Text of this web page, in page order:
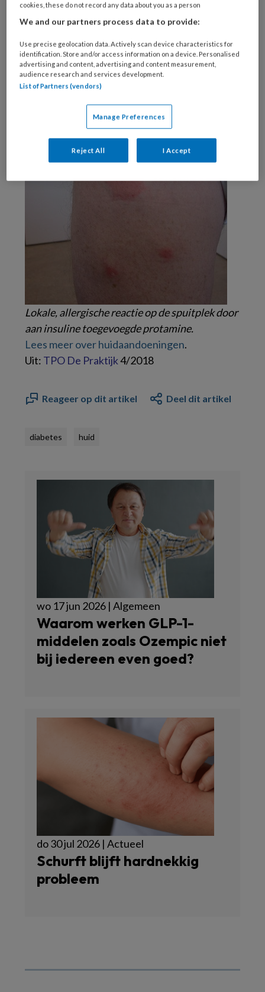
gegeneraliseerde urticaria, angio-oedeem en
collaps (anafylaxie) zijn zeer zeldzaam. De
behandeling kan plaatsvinden door de dosis
insuline te verdelen over meerdere
injectieplekken, door een continu subcutaan
infuus of via desensibilisatie.
Lokale, allergische reactie op de spuitplek door
aan insuline toegevoegde protamine.
Lees meer over huidaandoeningen.
Uit: TPO De Praktijk4/2018
Reageer op dit artikel Deel dit artikel
diabetes huid
wo 17 jun 2026 | Algemeen
Waarom werken GLP-1-
middelen zoals Ozempic niet
bij iedereen even goed?
do 30 jul 2026 | Actueel
Schurft blijft hardnekkig
probleem
cookies, these do not record any data about you as a person
We and our partners process data to provide:
Use precise geolocation data. Actively scan device characteristics for
identification. Store and/or access information on a device. Personalised
advertising and content, advertising and content measurement,
audience research and services development.
List of Partners (vendors)
Manage Preferences
Reject All I Accept